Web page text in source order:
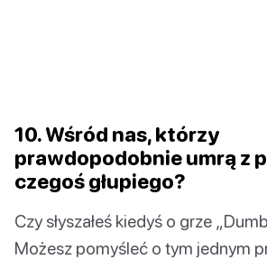
10. Wśród nas, którzy
prawdopodobnie umrą z
czegoś głupiego?
Czy słyszałeś kiedyś o grze
Możesz pomyśleć o tym jednym